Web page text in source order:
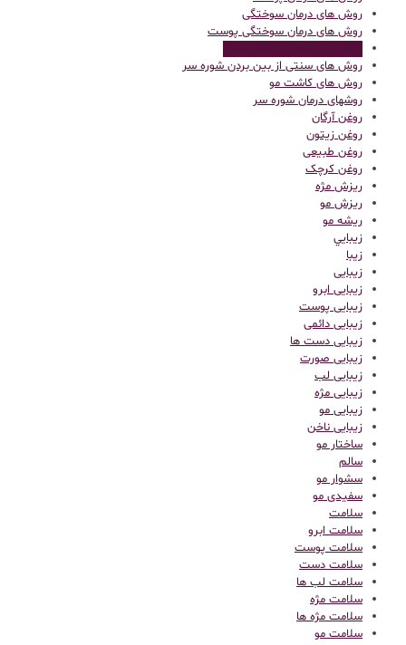
روش های درمان سوختگی
روش های درمان سوختگی پوست
روش های سنتی از بین بردن شوره سر
روش های کاشت مو
روشهای درمان شوره سر
روغن آرگان
روغن زیتون
روغن طبیعی
روغن کرچک
ریزش مژه
ریزش مو
ریشه مو
زيبايي
زیبا
زیبایی
زیبایی ابرو
زیبایی پوست
زیبایی دائمی
زیبایی دست ها
زیبایی صورت
زیبایی لب
زیبایی مژه
زیبایی مو
زیبایی ناخن
ساختار مو
سالم
سشوار مو
سفیدی مو
سلامت
سلامت ابرو
سلامت پوست
سلامت دست
سلامت لب ها
سلامت مژه
سلامت مژه ها
سلامت مو